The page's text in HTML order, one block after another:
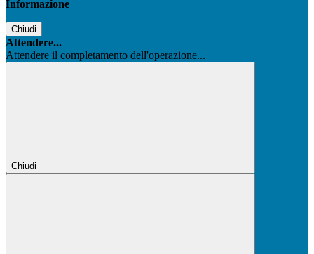
Informazione
Chiudi
Attendere...
Attendere il completamento dell'operazione...
Chiudi